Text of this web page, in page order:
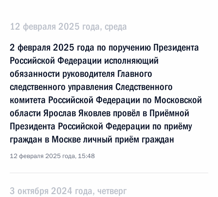
12 февраля 2025 года, среда
2 февраля 2025 года по поручению Президента
Российской Федерации исполняющий
обязанности руководителя Главного
следственного управления Следственного
комитета Российской Федерации по Московской
области Ярослав Яковлев провёл в Приёмной
Президента Российской Федерации по приёму
граждан в Москве личный приём граждан
12 февраля 2025 года, 15:48
3 октября 2024 года, четверг